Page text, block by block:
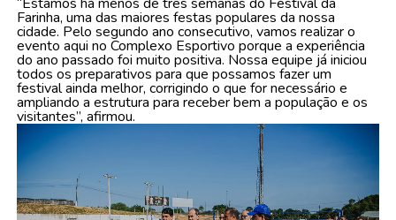
Farinha, uma das maiores festas populares da nossa
cidade. Pelo segundo ano consecutivo, vamos realizar o
evento aqui no Complexo Esportivo porque a experiência
do ano passado foi muito positiva. Nossa equipe já iniciou
todos os preparativos para que possamos fazer um
festival ainda melhor, corrigindo o que for necessário e
ampliando a estrutura para receber bem a população e os
visitantes”, afirmou.